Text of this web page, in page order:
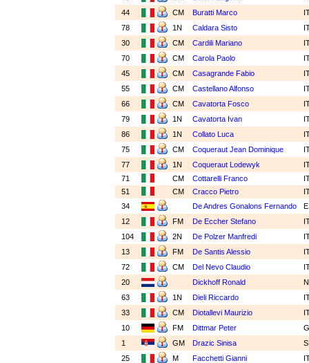
44
CM Buratti Marco
78
1N Caldara Sisto
30
CM Cardili Mariano
70
CM Carola Paolo
45
CM Casagrande Fabio
55
CM Castellano Alfonso
66
CM Cavatorta Fosco
79
1N Cavatorta Ivan
86
1N Collato Luca
75
CM Coqueraut Jean Dominique
77
1N Coqueraut Lodewyk
71
CM Cottarelli Franco
51
CM Cracco Pietro
34
De Andres Gonalons Fernando
12
FM De Eccher Stefano
104
2N De Polzer Manfredi
13
FM De Santis Alessio
72
CM Del Nevo Claudio
20
Dickhoff Ronald
63
1N Dieli Riccardo
33
CM Diotallevi Maurizio
10
FM Dittmar Peter
1
GM Drazic Sinisa
25
M Facchetti Gianni